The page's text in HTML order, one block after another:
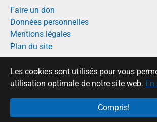
Les cookies sont utilisés pour vous
utilisation optimale de notre site web.
Compris!
Faire un don
Données personnelles
Mentions légales
Plan du site
Français
English